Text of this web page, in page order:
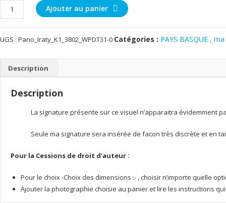
quantité
de
Coucher
de
les
basque
Ajouter au panier
UGS : Pano_Iraty_K1_3802_WPDT31-0 Catégories : PAYS BASQUE ,
Description
Description
La signature présente sur ce visuel n’apparaitra évidemment
Seule ma signature sera insérée de facon très discrète et en
Pour la Cessions de droit d’auteur :
Pour le choix -Choix des dimensions :- , choisir n’importe quelle
Ajouter la photographie choisie au panier et lire les instructions